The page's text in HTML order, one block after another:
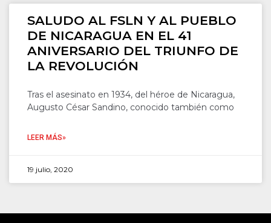
SALUDO AL FSLN Y AL PUEBLO
DE NICARAGUA EN EL 41
ANIVERSARIO DEL TRIUNFO DE
LA REVOLUCIÓN
Tras el asesinato en 1934, del héroe de Nicaragua,
Augusto César Sandino, conocido también como
LEER MÁS»
19 julio, 2020